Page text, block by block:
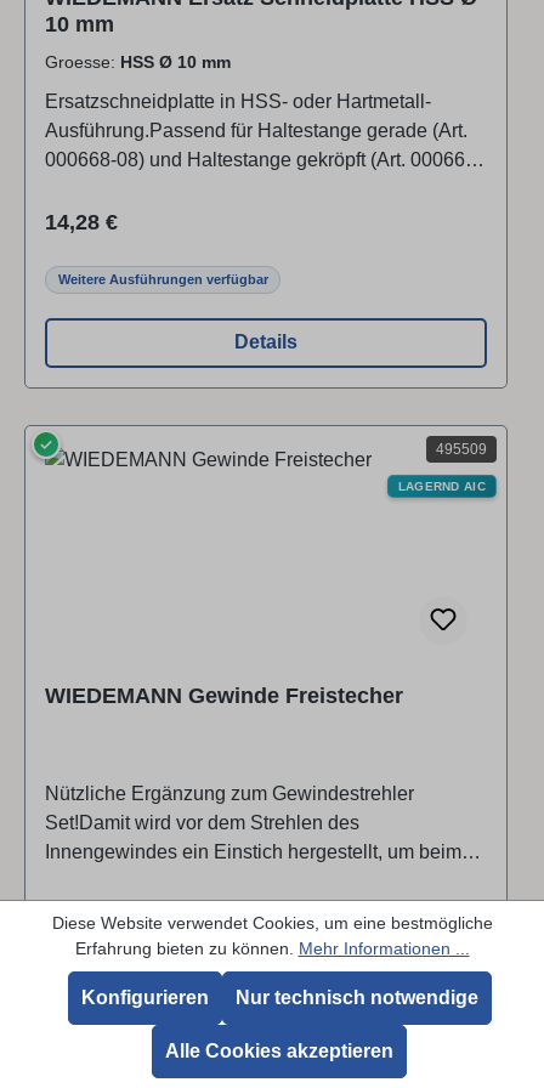
10 mm
Groesse: HSS Ø 10 mm
Ersatzschneidplatte in HSS- oder Hartmetall-
Ausführung.Passend für Haltestange gerade (Art.
000668-08) und Haltestange gekröpft (Art. 000668-
023721).Lieferung ohne Werkzeugträger und
Regulärer Preis:
14,28 €
Weitere Ausführungen verfügbar
Details
495509
✓
LAGERND AIC
WIEDEMANN Gewinde Freistecher
Nützliche Ergänzung zum Gewindestrehler
Set!Damit wird vor dem Strehlen des
Innengewindes ein Einstich hergestellt, um beim
Freistechwerkzeug
Regulärer Preis:
41,45 €
Diese Website verwendet Cookies, um eine bestmögliche
Erfahrung bieten zu können. Mehr Informationen ...
Nur technisch notwendige
Konfigurieren
Alle Cookies akzeptieren